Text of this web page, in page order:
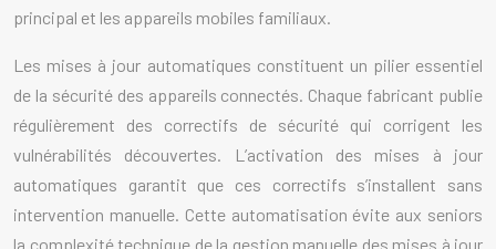
principal et les appareils mobiles familiaux.
Les mises à jour automatiques constituent un pilier essentiel
de la sécurité des appareils connectés. Chaque fabricant publie
régulièrement des correctifs de sécurité qui corrigent les
vulnérabilités découvertes. L’activation des mises à jour
automatiques garantit que ces correctifs s’installent sans
intervention manuelle. Cette automatisation évite aux seniors
la complexité technique de la gestion manuelle des mises à jour